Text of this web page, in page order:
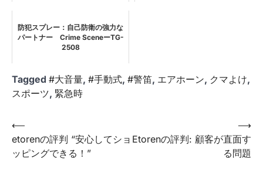
防犯スプレー：自己防衛の強力な
パートナー Crime SceneーTG-
2508
Tagged #大音量, #手動式, #警笛, エアホーン, クマよけ,
スポーツ, 緊急時
投
稿
ナ
⟵
etorenの評判 “安心してショ
ッピングできる！”
Etorenの評判: 顧客が直面す
る問題
⟶